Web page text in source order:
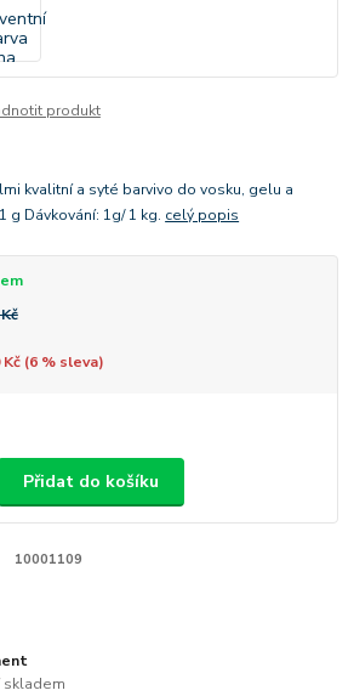
produkt
kvalitní a syté barvivo do vosku, gelu a
g Dávkování: 1g/ 1 kg. celý popis
Kč (6% sleva)
Přidat do košíku
10001109
skladem